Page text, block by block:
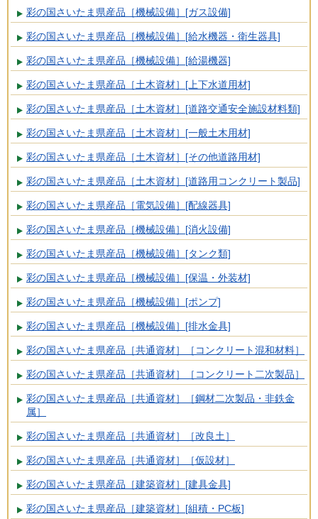
彩の国さいたま県産品［機械設備］[ガス設備]
彩の国さいたま県産品［機械設備］[給水機器・衛生器具]
彩の国さいたま県産品［機械設備］[給湯機器]
彩の国さいたま県産品［土木資材］[上下水道用材]
彩の国さいたま県産品［土木資材］[道路交通安全施設材料類]
彩の国さいたま県産品［土木資材］[一般土木用材]
彩の国さいたま県産品［土木資材］[その他道路用材]
彩の国さいたま県産品［土木資材］[道路用コンクリート製品]
彩の国さいたま県産品［電気設備］[配線器具]
彩の国さいたま県産品［機械設備］[消火設備]
彩の国さいたま県産品［機械設備］[タンク類]
彩の国さいたま県産品［機械設備］[保温・外装材]
彩の国さいたま県産品［機械設備］[ポンプ]
彩の国さいたま県産品［機械設備］[排水金具]
彩の国さいたま県産品［共通資材］［コンクリート混和材料］
彩の国さいたま県産品［共通資材］［コンクリート二次製品］
彩の国さいたま県産品［共通資材］［鋼材二次製品・非鉄金
属］
彩の国さいたま県産品［共通資材］［改良土］
彩の国さいたま県産品［共通資材］［仮設材］
彩の国さいたま県産品［建築資材］[建具金具]
彩の国さいたま県産品［建築資材］[組積・PC板]